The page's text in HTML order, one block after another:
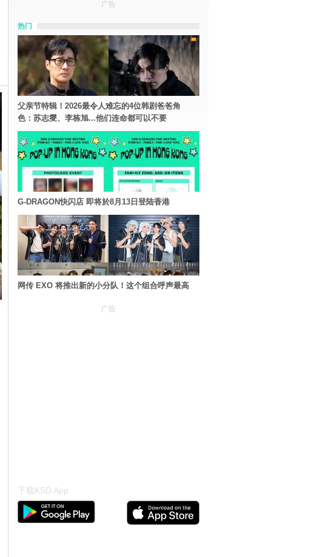
广告
热门
父亲节特辑！2026最令人难忘的4位韩剧爸爸角
色：苏志燮、李栋旭...他们连命都可以不要
G-DRAGON快闪店 即将於8月13日登陆香港
网传 EXO 将推出新的小分队！这个组合呼声最高
广告
下载KSD App